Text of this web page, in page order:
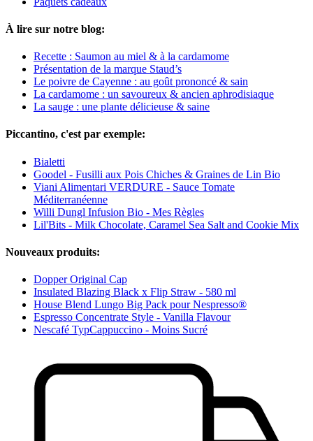
À lire sur notre blog:
Recette : Saumon au miel & à la cardamome
Présentation de la marque Staud’s
Le poivre de Cayenne : au goût prononcé & sain
La cardamome : un savoureux & ancien aphrodisiaque
La sauge : une plante délicieuse & saine
Piccantino, c'est par exemple:
Bialetti
Goodel - Fusilli aux Pois Chiches & Graines de Lin Bio
Viani Alimentari VERDURE - Sauce Tomate
Méditerranéenne
Willi Dungl Infusion Bio - Mes Règles
​Lil'Bits - Milk Chocolate, Caramel Sea Salt and Cookie Mix
Nouveaux produits:
Dopper Original Cap
Insulated Blazing Black x Flip Straw - 580 ml
House Blend Lungo Big Pack pour Nespresso®
Espresso Concentrate Style - Vanilla Flavour
Nescafé TypCappuccino - Moins Sucré